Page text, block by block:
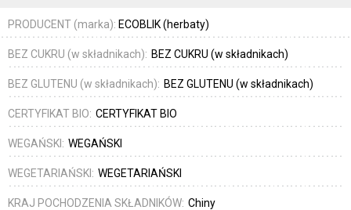
PRODUCENT (marka): ECOBLIK (herbaty)
BEZ CUKRU (w składnikach): BEZ CUKRU (w składnikach)
BEZ GLUTENU (w składnikach): BEZ GLUTENU (w składnikach)
CERTYFIKAT BIO: CERTYFIKAT BIO
WEGAŃSKI: WEGAŃSKI
WEGETARIAŃSKI: WEGETARIAŃSKI
KRAJ POCHODZENIA SKŁADNIKÓW: Chiny